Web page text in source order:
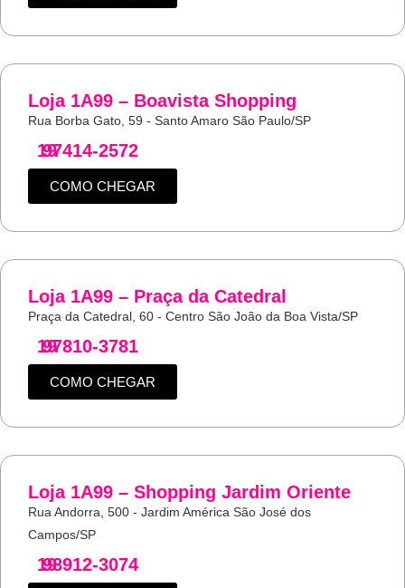
Loja 1A99 – Boavista Shopping
Rua Borba Gato, 59 - Santo Amaro São Paulo/SP
19
97414-2572
COMO CHEGAR
Loja 1A99 – Praça da Catedral
Praça da Catedral, 60 - Centro São João da Boa Vista/SP
19
97810-3781
COMO CHEGAR
Loja 1A99 – Shopping Jardim Oriente
Rua Andorra, 500 - Jardim América São José dos
Campos/SP
19
98912-3074